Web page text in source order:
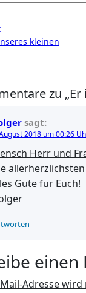
kleinen
zu
sagt:
2018 um 00:26
Herr und
Gute für Euch!
Mail-Adresse